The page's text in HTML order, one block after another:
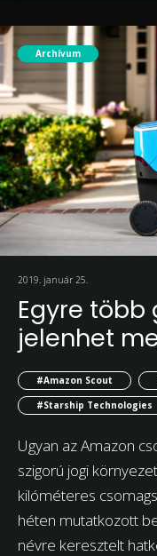
Archívum
2019. január 25.
Egyre
jelenhet
#Amazon Scout
#Starship Technologies
Ugyan az Amazon
szigorú jogi
kilóméteres
héten mutatkozott
névre keresztelt